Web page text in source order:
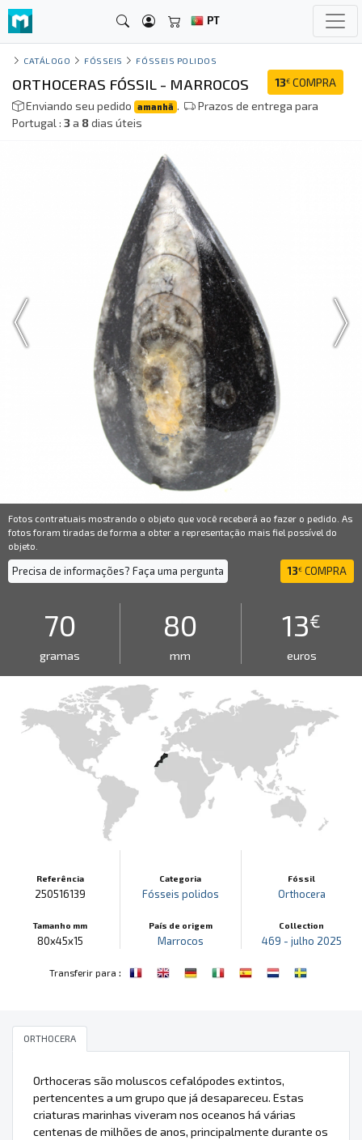
PT
CATÁLOGO FÓSSEIS FÓSSEIS POLIDOS
13€ COMPRA
ORTHOCERAS FÓSSIL - MARROCOS
Enviando seu pedido amanhã .
Prazos de entrega para
Portugal : 3a 8dias úteis
Fotos contratuais mostrando o objeto que você receberá ao fazer o pedido. As
fotos foram tiradas de forma a obter a representação mais fiel possível do
objeto.
Precisa de informações? Faça uma pergunta 13€ COMPRA
70
gramas
80
mm
13€
euros
Referência
250516139
Tamanho mm
80x45x15
Categoria
Fósseis polidos
País de origem
Marrocos
Fóssil
Orthocera
Collection
469 - julho 2025
Transferir para :
ORTHOCERA
Orthoceras são moluscos cefalópodes extintos,
pertencentes a um grupo que já desapareceu. Estas
criaturas marinhas viveram nos oceanos há várias
centenas de milhões de anos, principalmente durante os